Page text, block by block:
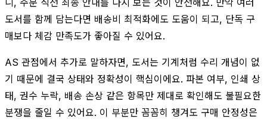
도서를 함께 담는다면 배송비 최적화에도 도움이 되고, 단독 구
매보다 체감 만족도가 좋아질 수 있어요.
AS 관점에서 추가로 말하자면, 도서는 기계처럼 수리 개념이 없
기 때문에 결국 상태와 정확성이 핵심이에요. 파본 여부, 인쇄 상
태, 권수 누락, 배송 손상 같은 항목만 제대로 확인해도 불필요한
분쟁을 줄일 수 있어요. 이 부분만 꼼꼼히 챙겨도 구매 안정성은